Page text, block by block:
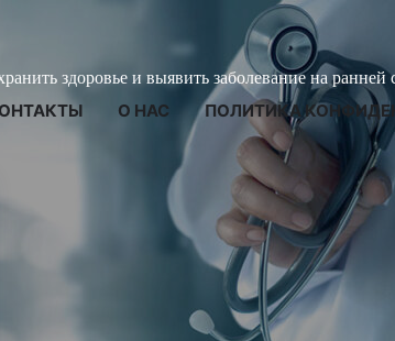
здоровье и выявить заболевание на ранней
О НАС ПОЛИТИКА
регулярных